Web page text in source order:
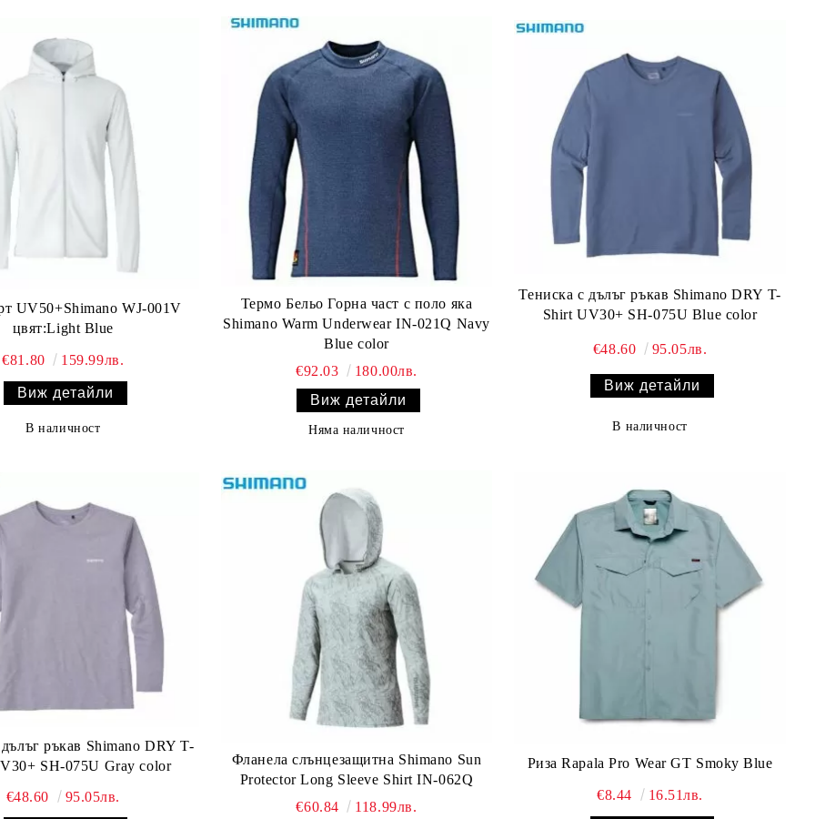
UV50+Shimano WJ-001V
цвят:Light Blue
€81.80 159.99лв.
Виж детайли
В наличност
Термо Бельо Горна част с поло яка
Shimano Warm Underwear IN-021Q Navy
Blue color
€92.03
180.00лв.
Виж детайли
Няма наличност
Тениска с дълъг ръкав Shimano DRY T-
Shirt UV30+ SH-075U Blue color
€48.60 95.05лв.
Виж детайли
В наличност
ръкав Shimano DRY T-
SH-075U Gray color
€48.60
95.05лв.
Фланела слънцезащитна Shimano Sun
Protector Long Sleeve Shirt IN-062Q
€60.84
118.99лв.
Риза Rapala Pro Wear GT Smoky Blue
€8.44 16.51лв.